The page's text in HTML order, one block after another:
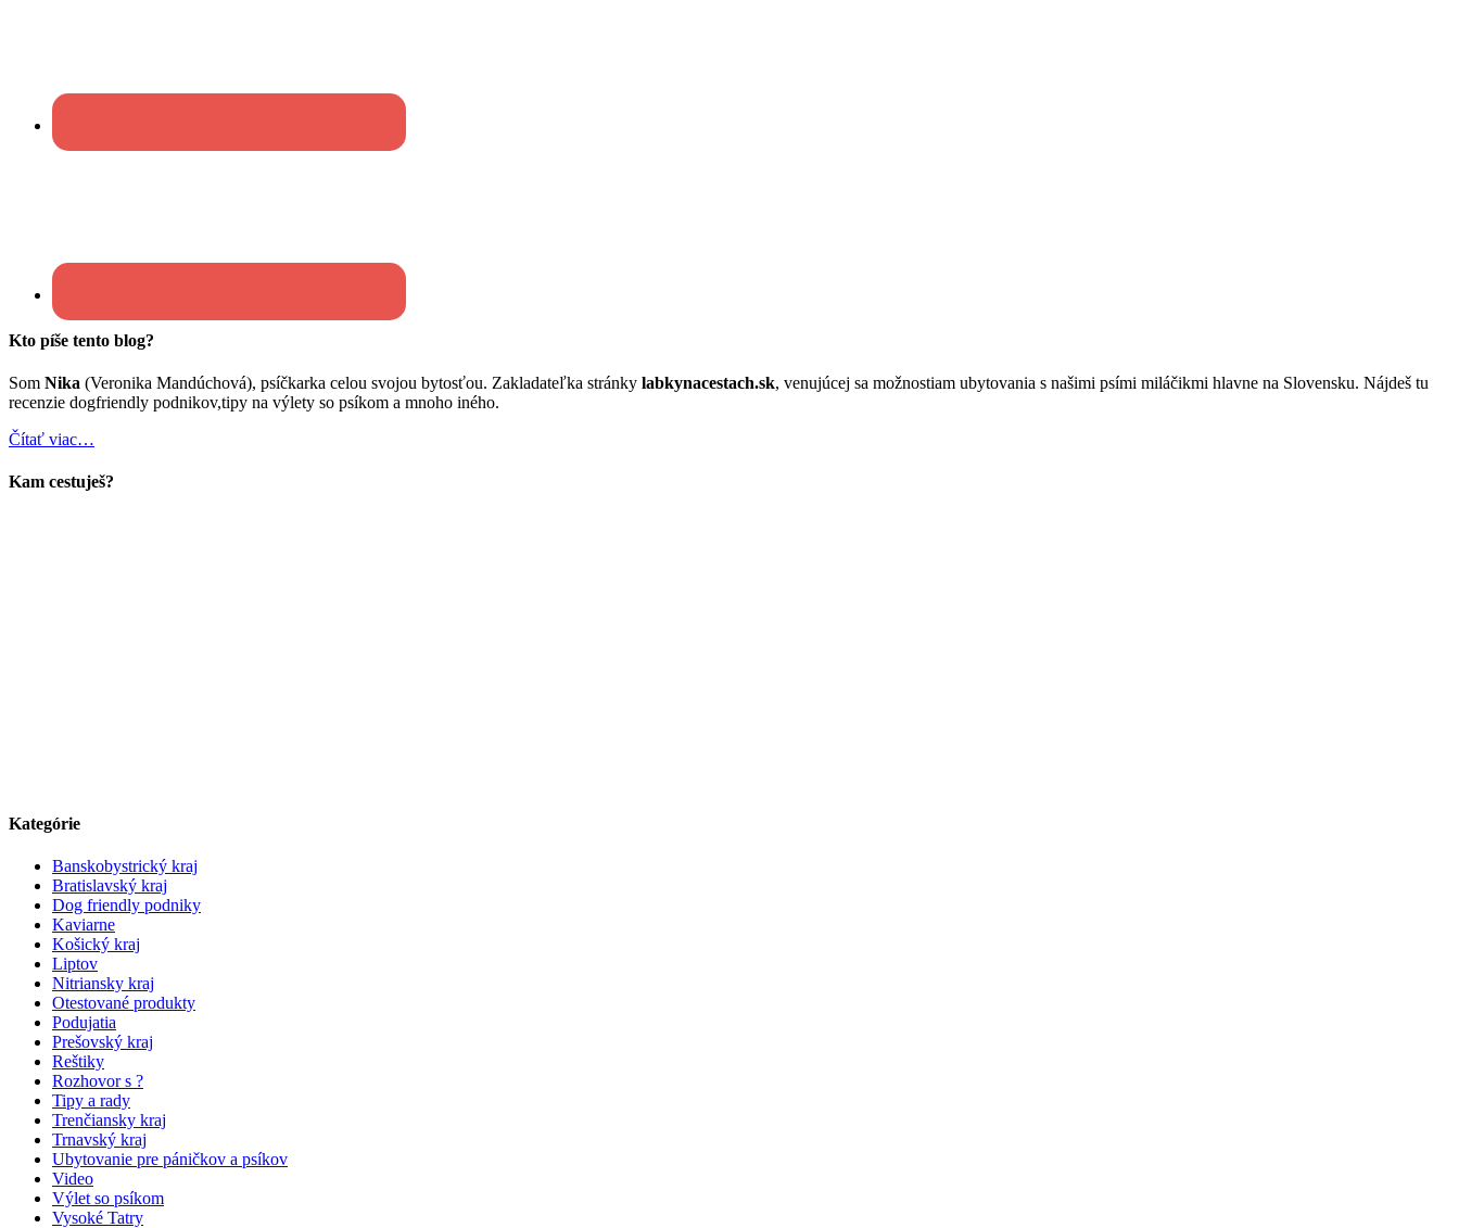
Kto píše tento blog?
Som Nika (Veronika Mandúchová), psíčkarka celou svojou bytosťou. Zakladateľka stránky labkynacestach.sk, venujúcej sa možnostiam ubytovania s našimi psími miláčikmi hlavne na Slovensku. Nájdeš tu
recenzie dogfriendly podnikov,tipy na výlety so psíkom a mnoho iného.
Čítať viac…
Kam cestuješ?
Kategórie
Banskobystrický kraj
Bratislavský kraj
Dog friendly podniky
Kaviarne
Košický kraj
Liptov
Nitriansky kraj
Otestované produkty
Podujatia
Prešovský kraj
Reštiky
Rozhovor s ?
Tipy a rady
Trenčiansky kraj
Trnavský kraj
Ubytovanie pre páničkov a psíkov
Video
Výlet so psíkom
Vysoké Tatry